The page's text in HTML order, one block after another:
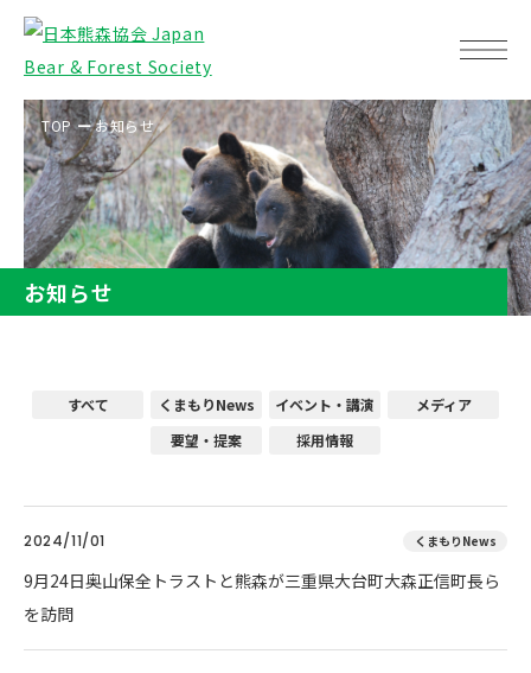
TOP お知らせ
お知らせ
すべて くまもりNews イベント・講演
メディア
要望・提案
採用情報
2024/11/01 くまもりNews
9月24日奥山保全トラストと熊森が三重県大台町大森正信町長ら
を訪問